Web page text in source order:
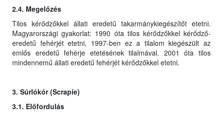
2.4. Megelőzés
Tilos kérődzőkkel állati eredetű takarmánykiegészítőt etetni.
Magyarországi gyakorlat: 1990 óta tilos kérődzőkkel kérődző-
eredetű fehérjét etetni, 1997-ben ez a tilalom kiegészült az
emlős eredetű fehérje etetésének tilalmával. 2001 óta tilos
mindennemű állati eredetű fehérjét kérődzőkkel etetni.
3. Súrlókór (Scrapie)
3.1. Előfordulás